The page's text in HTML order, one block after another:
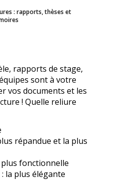
: rapports, thèses et
rapports de stage,
sont à votre
vos documents et les
! Quelle reliure
répandue et la plus
fonctionnelle
la plus élégante